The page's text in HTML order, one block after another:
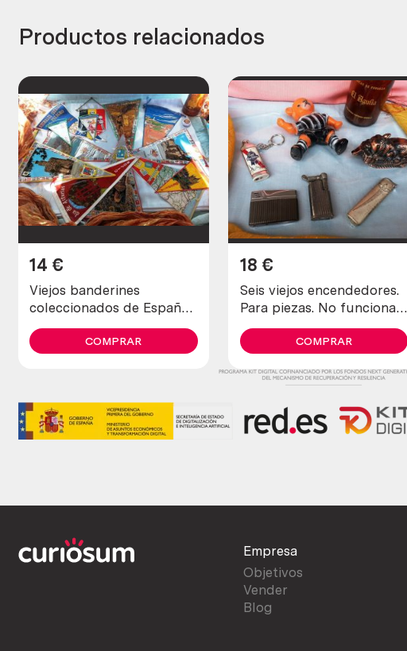
Productos relacionados
Viejos banderines
coleccionados de España
(11 banderines)
14 €
COMPRAR
Seis viejos encendedores.
Para piezas. No funcionan.
De antigua colección
18 €
COMPRAR
Empresa
Objetivos
Vender
Blog